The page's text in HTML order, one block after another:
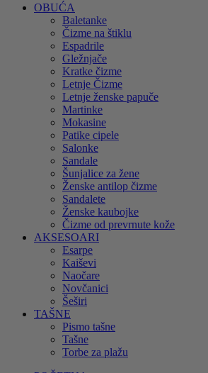
OBUĆA
Baletanke
Čizme na štiklu
Espadrile
Gležnjače
Kratke čizme
Letnje Čizme
Letnje ženske papuče
Martinke
Mokasine
Patike cipele
Salonke
Sandale
Šunjalice za žene
Ženske antilop čizme
Sandalete
Ženske kaubojke
Čizme od prevrnute kože
AKSESOARI
Esarpe
Kaiševi
Naočare
Novčanici
Šeširi
TAŠNE
Pismo tašne
Tašne
Torbe za plažu